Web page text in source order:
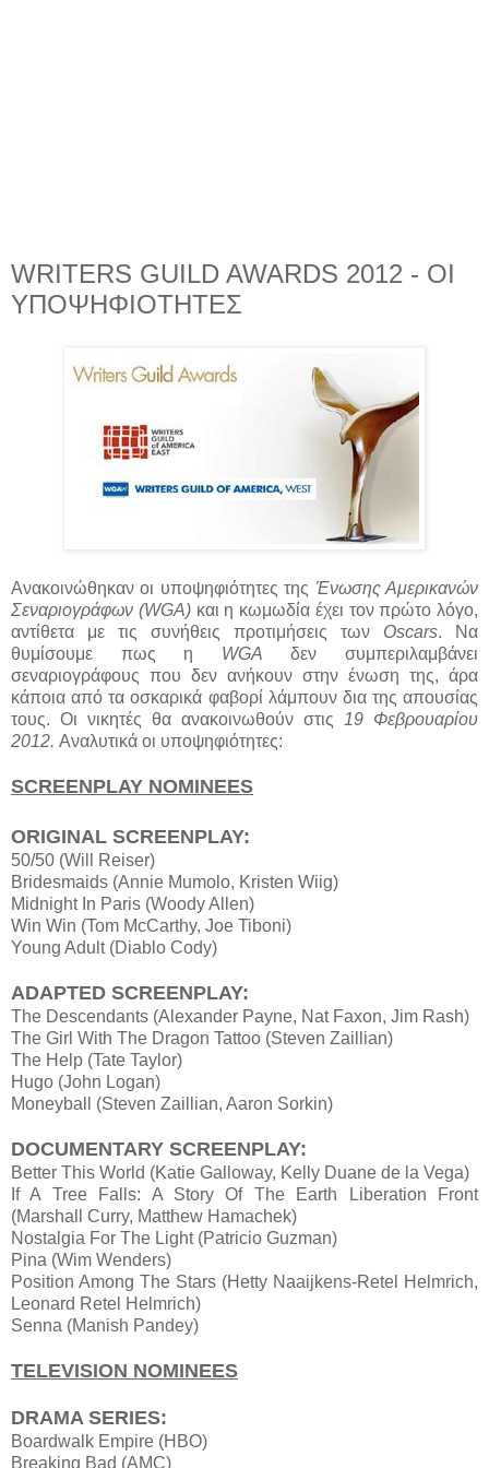
WRITERS GUILD AWARDS 2012 - ΟΙ
ΥΠΟΨΗΦΙΟΤΗΤΕΣ
Ανακοινώθηκαν οι υποψηφιότητες της Ένωσης Αμερικανών
Σεναριογράφων (WGA)και η κωμωδία έχει τον πρώτο λόγο,
αντίθετα με τις συνήθεις προτιμήσεις των Oscars. Να
θυμίσουμε πως η WGA δεν συμπεριλαμβάνει
σεναριογράφους που δεν ανήκουν στην ένωση της, άρα
κάποια από τα οσκαρικά φαβορί λάμπουν δια της απουσίας
τους. Οι νικητές θα ανακοινωθούν στις 19 Φεβρουαρίου
2012. Αναλυτικά οι υποψηφιότητες:
SCREENPLAY NOMINEES
ORIGINAL SCREENPLAY:
50/50 (Will Reiser)
Bridesmaids (Annie Mumolo, Kristen Wiig)
Midnight In Paris (Woody Allen)
Win Win (Tom McCarthy, Joe Tiboni)
Young Adult (Diablo Cody)
ADAPTED SCREENPLAY:
The Descendants (Alexander Payne, Nat Faxon, Jim Rash)
The Girl With The Dragon Tattoo (Steven Zaillian)
The Help (Tate Taylor)
Hugo (John Logan)
Moneyball (Steven Zaillian, Aaron Sorkin)
DOCUMENTARY SCREENPLAY:
Better This World (Katie Galloway, Kelly Duane de la Vega)
If A Tree Falls: A Story Of The Earth Liberation Front
(Marshall Curry, Matthew Hamachek)
Nostalgia For The Light (Patricio Guzman)
Pina (Wim Wenders)
Position Among The Stars (Hetty Naaijkens-Retel Helmrich,
Leonard Retel Helmrich)
Senna (Manish Pandey)
TELEVISION NOMINEES
DRAMA SERIES:
Boardwalk Empire (HBO)
Breaking Bad (AMC)